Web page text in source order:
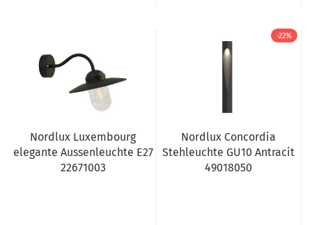
Nordlux Luxembourg
elegante Aussenleuchte E27
22671003
-22%
Nordlux Concordia
Stehleuchte GU10 Antracit
49018050